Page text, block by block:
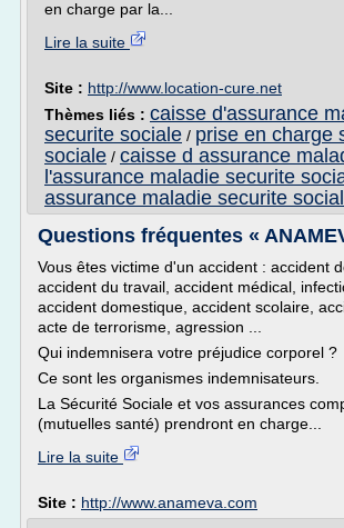
en charge par la...
Lire la suite
Site : http://www.location-cure.net
Thèmes liés : caisse d'assurance
securite sociale / prise en charge
sociale / caisse d assurance
l'assurance maladie securite
assurance maladie securite
Questions fréquentes «
Vous êtes victime d'un accident : accident
accident du travail, accident médical,
accident domestique, accident scolaire,
acte de terrorisme, agression ...
Qui indemnisera votre préjudice corporel ?
Ce sont les organismes indemnisateurs.
La Sécurité Sociale et vos assurances
(mutuelles santé) prendront en charge...
Lire la suite
Site : http://www.anameva.com